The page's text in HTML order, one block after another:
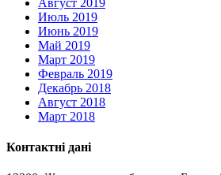
Август 2019
Июль 2019
Июнь 2019
Май 2019
Март 2019
Февраль 2019
Декабрь 2018
Август 2018
Март 2018
Контактні дані